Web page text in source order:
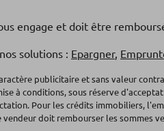
Agence BOIS
Banque Populaire
rue de la République
BOIS GUILLAUME
Fermé actuellement
engage et doit être
solutions : Epargner,
publicitaire et sans valeur
à conditions, sous réserve
Pour les crédits immobiliers,
vendeur doit rembourser les sommes